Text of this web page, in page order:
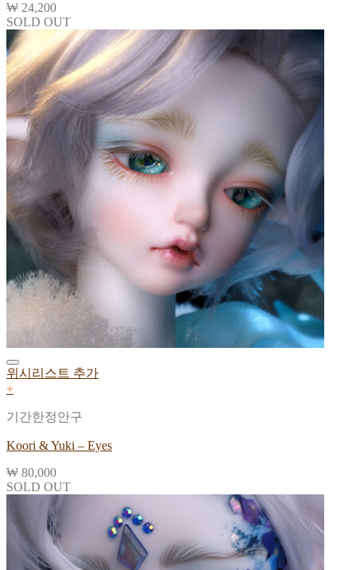
₩ 24,200
SOLD OUT
위시리스트 추가
+
기간한정안구
Koori & Yuki – Eyes
₩ 80,000
SOLD OUT